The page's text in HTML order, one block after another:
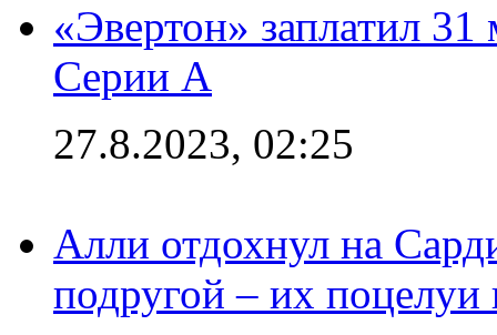
«Эвертон» заплатил
Серии А
27.8.2023, 02:25
Алли отдохнул на
подругой – их поцелуи